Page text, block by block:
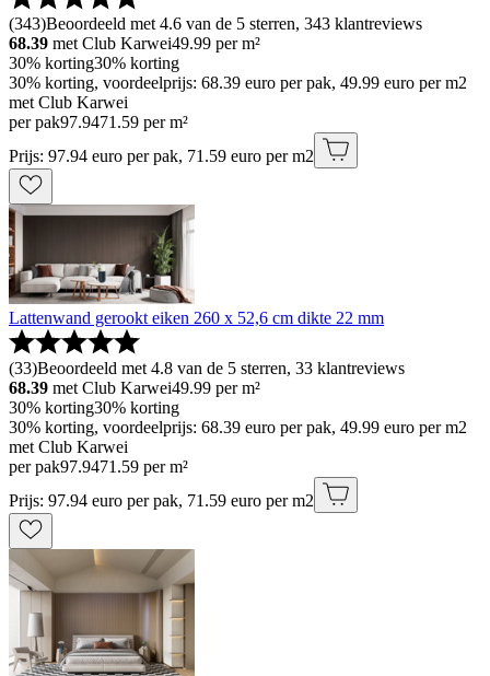
(343)Beoordeeld met 4.6 van de 5 sterren, 343 klantreviews
68.39 met Club Karwei49.99 per m²
30% korting30% korting
30% korting, voordeelprijs: 68.39 euro per pak, 49.99 euro per m2
met Club Karwei
per pak97.9471.59 per m²
Prijs: 97.94 euro per pak, 71.59 euro per m2
Lattenwand gerookt eiken 260 x 52,6 cm dikte 22 mm
(33)Beoordeeld met 4.8 van de 5 sterren, 33 klantreviews
68.39 met Club Karwei49.99 per m²
30% korting30% korting
30% korting, voordeelprijs: 68.39 euro per pak, 49.99 euro per m2
met Club Karwei
per pak97.9471.59 per m²
Prijs: 97.94 euro per pak, 71.59 euro per m2